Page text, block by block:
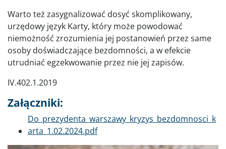
Warto też zasygnalizować dosyć skomplikowany,
urzędowy język Karty, który może powodować
niemożność zrozumienia jej postanowień przez same
osoby doświadczające bezdomności, a w efekcie
utrudniać egzekwowanie przez nie jej zapisów.
IV.402.1.2019
Załączniki:
Dokument
Do_prezydenta_warszawy_kryzys_bezdomnosci_k
arta_1.02.2024.pdf